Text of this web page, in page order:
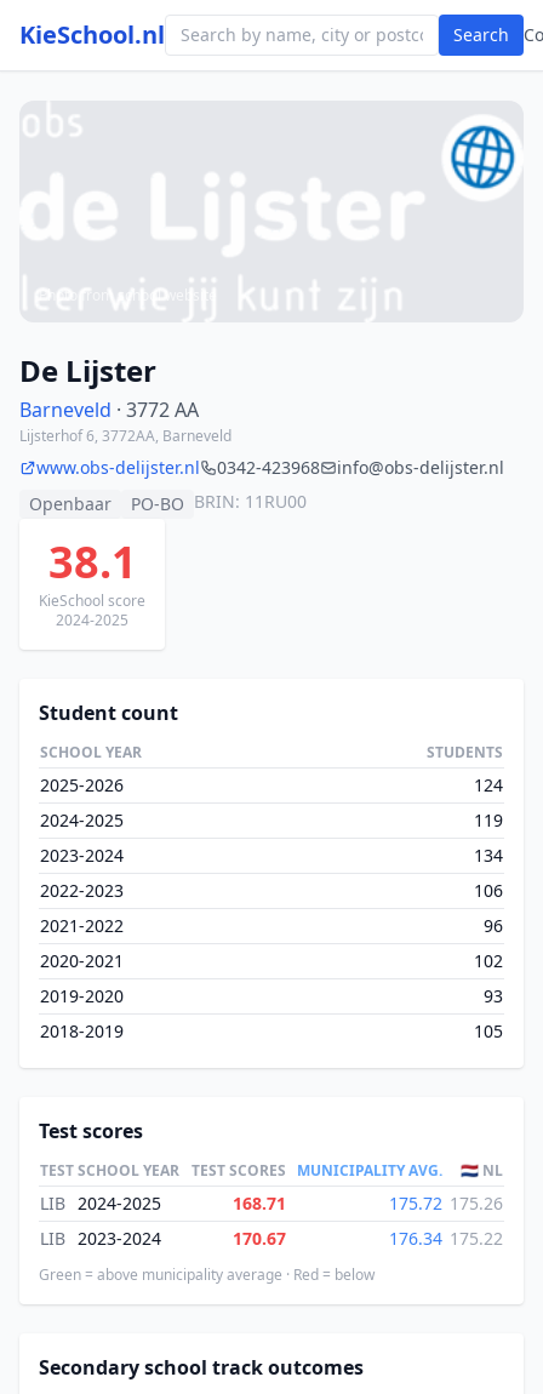
KieSchool.nl Search
Photo from school website
De Lijster
Barneveld · 3772 AA
Lijsterhof 6, 3772AA, Barneveld
www.obs-delijster.nl 0342-423968
info@obs-delijster.nl
Openbaar
PO-BO BRIN: 11RU00
38.1
KieSchool score
2024-2025
Student count
SCHOOL YEAR STUDENTS
2025-2026
124
2024-2025
119
2023-2024
134
2022-2023
106
2021-2022
96
2020-2021
102
2019-2020
93
2018-2019
105
Test scores
TESTSCHOOL YEAR TEST SCORES MUNICIPALITY AVG. 🇳🇱 NL
LIB 2024-2025 168.71 175.72 175.26
LIB 2023-2024 170.67 176.34 175.22
Green = above municipality average · Red = below
Secondary school track outcomes